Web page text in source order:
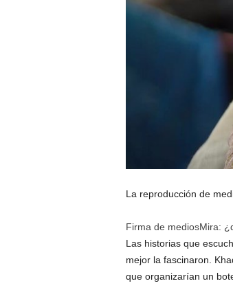
La reproducción de
Firma de mediosMira:
Las historias que
mejor la fascinaron.
que organizarían un